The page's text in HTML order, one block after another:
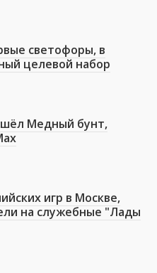
светофоры, в
целевой набор
Медный бунт,
игр в Москве,
на служебные "Лады